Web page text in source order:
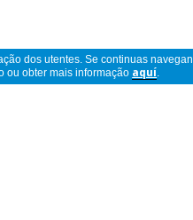
dos utentes. Se continuas
ou obter mais informação aquí.